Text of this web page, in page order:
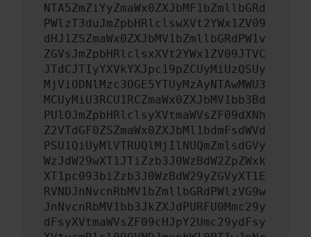
NTA5ZmZiYyZmaWx0ZXJbMF1bZmllbGRd
PWlzT3duJmZpbHRlclswXVt2YWx1ZV09
dHJ1ZSZmaWx0ZXJbMV1bZmllbGRdPW1v
ZGVsJmZpbHRlclsxXVt2YWx1ZV09JTVC
JTdCJTIyYXVkYXJpc19pZCUyMiUzQSUy
MjViODNlMzc3OGE5YTUyMzAyNTAwMWU3
MCUyMiU3RCU1RCZmaWx0ZXJbMV1bb3Bd
PUlOJmZpbHRlclsyXVtmaWVsZF09dXNh
Z2VTdGF0ZSZmaWx0ZXJbMl1bdmFsdWVd
PSU1QiUyMlVTRUQlMjIlNUQmZmlsdGVy
WzJdW29wXT1JTiZzb3J0WzBdW2ZpZWxk
XT1pc093biZzb3J0WzBdW29yZGVyXT1E
RVNDJnNvcnRbMV1bZmllbGRdPWlzVG9w
JnNvcnRbMV1bb3JkZXJdPURFU0Mmc29y
dFsyXVtmaWVsZF09cHJpY2Umc29ydFsy